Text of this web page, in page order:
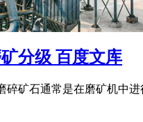
分级 百度文库
碎矿石通常是在磨矿机中